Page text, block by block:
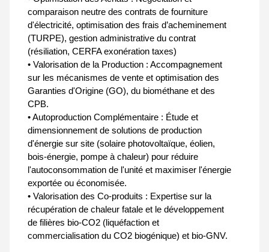
comparaison neutre des contrats de fourniture
d'électricité, optimisation des frais d’acheminement
(TURPE), gestion administrative du contrat
(résiliation, CERFA exonération taxes)
• Valorisation de la Production : Accompagnement
sur les mécanismes de vente et optimisation des
Garanties d'Origine (GO), du biométhane et des
CPB.
• Autoproduction Complémentaire : Étude et
dimensionnement de solutions de production
d'énergie sur site (solaire photovoltaïque, éolien,
bois-énergie, pompe à chaleur) pour réduire
l'autoconsommation de l'unité et maximiser l'énergie
exportée ou économisée.
• Valorisation des Co-produits : Expertise sur la
récupération de chaleur fatale et le développement
de filières bio-CO2 (liquéfaction et
commercialisation du CO2 biogénique) et bio-GNV.